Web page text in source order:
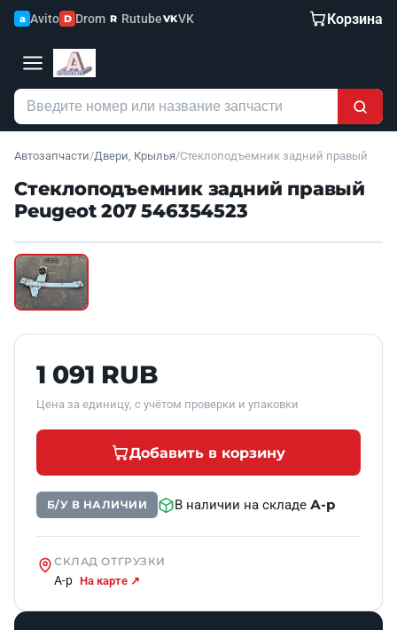
a Avito D Drom R RutubeVKVK Корзина
Автозапчасти/Двери, Крылья/Стеклоподъемник задний правый
Стеклоподъемник задний правый
Peugeot 207 546354523
Б/У В НАЛИЧИИ
Наведите для увеличения
1 091 RUB
Цена за единицу, с учётом проверки и упаковки
Добавить в корзину
Б/У В НАЛИЧИИ В наличии на складеА-р
СКЛАД ОТГРУЗКИ
А-р На карте ↗